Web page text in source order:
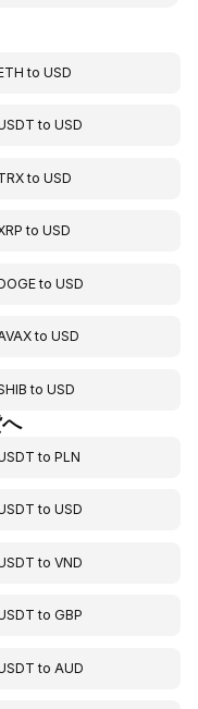
toUSD
toUSD
toUSD
toUSD
toUSD
toUSD
toUSD
toPLN
toUSD
toVND
toGBP
to AUD